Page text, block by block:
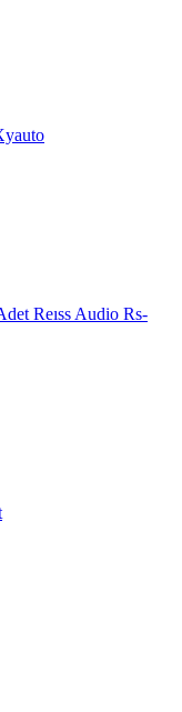
Reıss Audio Rs-